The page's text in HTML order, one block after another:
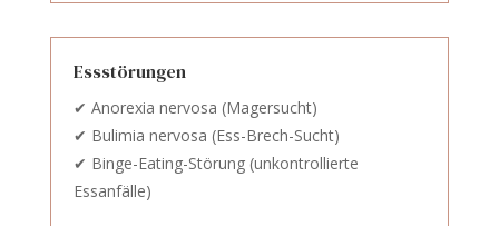
Essstörungen
✔ Anorexia nervosa (Magersucht)
✔ Bulimia nervosa (Ess-Brech-Sucht)
✔ Binge-Eating-Störung (unkontrollierte
Essanfälle)